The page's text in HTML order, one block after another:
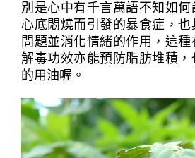
別是心中有千言萬語不知如
心底悶燒而引發的暴食症，
問題並消化情緒的作用，這
解毒功效亦能預防脂肪堆積
的用油喔。